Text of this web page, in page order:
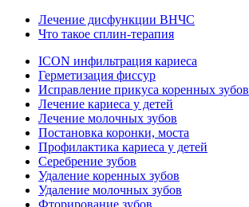
Лечение дисфункции ВНЧС
Что такое сплин-терапия
ICON инфильтрация кариеса
Герметизация фиссур
Исправление прикуса коренных зубов
Лечение кариеса у детей
Лечение молочных зубов
Постановка коронки, моста
Профилактика кариеса у детей
Серебрение зубов
Удаление коренных зубов
Удаление молочных зубов
Фторирование зубов